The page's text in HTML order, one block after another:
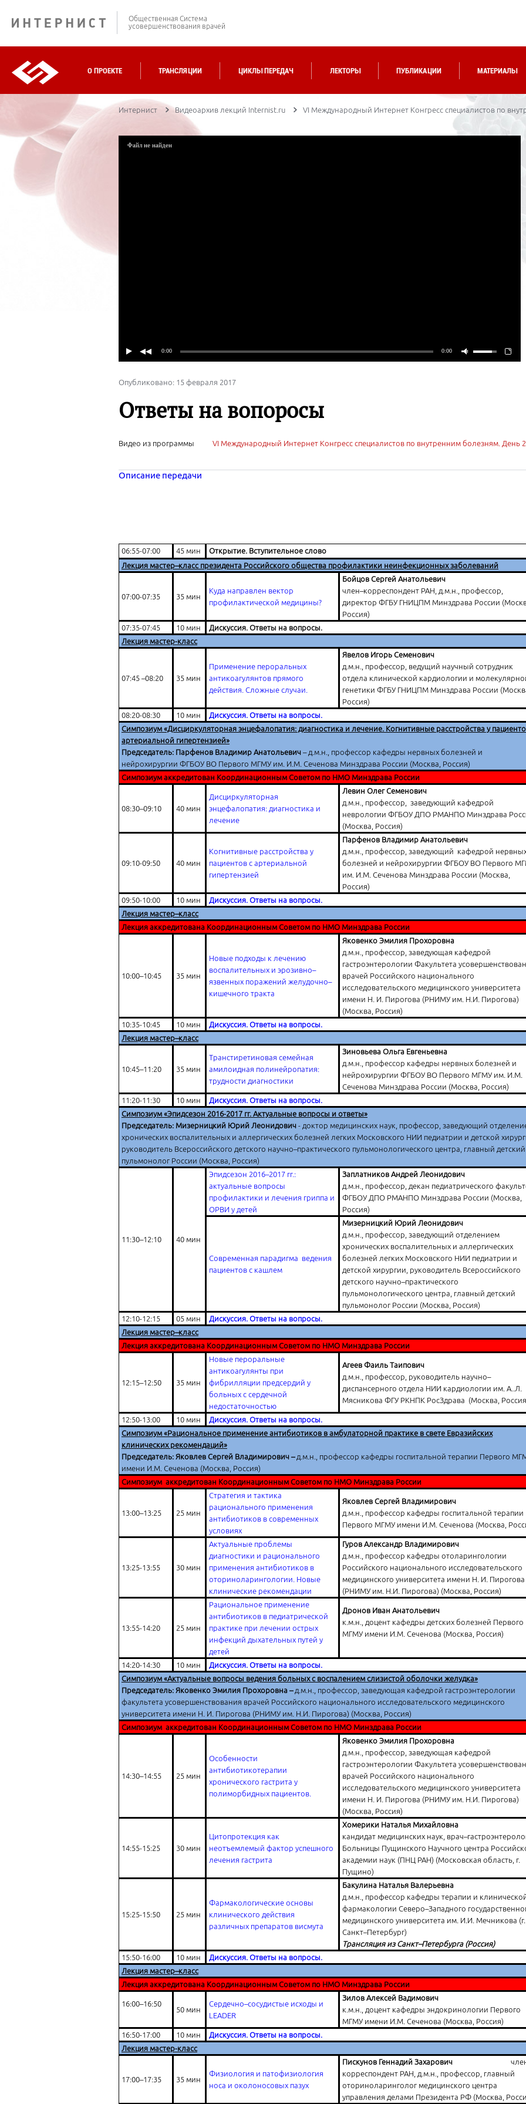
Общественная Система
усовершенствования врачей
О ПРОЕКТЕ ТРАНСЛЯЦИИ ЦИКЛЫ ПЕРЕДАЧ ЛЕКТОРЫ ПУБЛИКАЦИИ МАТЕРИАЛЫ
Интернист Видеоархив лекций Internist.ru VI Международный Интернет Конгресс специалистов по
Опубликовано: 15 февраля 2017
Ответы на вопоросы
Видео из программы VI Международный Интернет Конгресс специалистов по внутренним болезням. День 2
Описание передачи
06:55-07:00 45 мин
Открытие. Вступительное слово
Лекция мастер–класс президента Российского общества профилактики неинфекционных заболеваний
07:00-07:35 35 мин
Куда направлен вектор
профилактической медицины?
Бойцов Сергей Анатольевич
член–корреспондент РАН, д.м.н., профессор,
директор ФГБУ ГНИЦПМ Минздрава России
Россия)
07:35-07:45
10 мин
Дискуссия. Ответы на вопросы.
Лекция мастер-класс
07:45 –08:20 35 мин
Применение пероральных
антикоагулянтов прямого
действия. Сложные случаи.
Явелов Игорь Семенович
д.м.н., профессор, ведущий научный сотрудник
отдела клинической кардиологии и
генетики ФГБУ ГНИЦПМ Минздрава России
Россия)
08:20-08:30
10 мин
Дискуссия. Ответы на вопросы.
Симпозиум «Дисциркуляторная энцефалопатия: диагностика и лечение. Когнитивные расстройства у
артериальной гипертензией»
Председатель: Парфенов Владимир Анатольевич – д.м.н., профессор кафедры нервных болезней и
нейрохирургии ФГБОУ ВО Первого МГМУ им. И.М. Сеченова Минздрава России (Москва, Россия)
Симпозиум аккредитован Координационным Советом по НМО Минздрава России
08:30–09:10 40 мин
Дисциркуляторная
энцефалопатия: диагностика и
лечение
Левин Олег Семенович
д.м.н., профессор, заведующий кафедрой
неврологии ФГБОУ ДПО РМАНПО Минздрава
(Москва, Россия)
09:10-09:50 40 мин
Когнитивные расстройства у
пациентов с артериальной
гипертензией
Парфенов Владимир Анатольевич
д.м.н., профессор, заведующий кафедрой
болезней и нейрохирургии ФГБОУ ВО Первого
им. И.М. Сеченова Минздрава России (Москва,
Россия)
09:50-10:00
10 мин
Дискуссия. Ответы на вопросы.
Лекция мастер–класс
Лекция аккредитована Координационным Советом по НМО Минздрава России
10:00–10:45 35 мин
Новые подходы к лечению
воспалительных и эрозивно–
язвенных поражений желудочно–
кишечного тракта
Яковенко Эмилия Прохоровна
д.м.н., профессор, заведующая кафедрой
гастроэнтерологии Факультета
врачей Российского национального
исследовательского медицинского университета
имени Н. И. Пирогова (РНИМУ им. Н.И. Пирогова)
(Москва, Россия)
10:35-10:45
10 мин
Дискуссия. Ответы на вопросы.
Лекция мастер–класс
10:45–11:20 35 мин
Транстиретиновая семейная
амилоидная полинейропатия:
трудности диагностики
Зиновьева Ольга Евгеньевна
д.м.н., профессор кафедры нервных болезней и
нейрохирургии ФГБОУ ВО Первого МГМУ им. И.М.
Сеченова Минздрава России (Москва, Россия)
11:20-11:30
10 мин
Дискуссия. Ответы на вопросы.
Симпозиум «Эпидсезон 2016-2017 гг. Актуальные вопросы и ответы»
Председатель: Мизерницкий Юрий Леонидович - доктор медицинских наук, профессор, заведующий
хронических воспалительных и аллергических болезней легких Московского НИИ педиатрии и детской
руководитель Всероссийского детского научно–практического пульмонологического центра, главный детский
пульмонолог России (Москва, Россия)
11:30–12:10 40 мин
Эпидсезон 2016–2017 гг.:
актуальные вопросы
профилактики и лечения гриппа и
ОРВИ у детей
Заплатников Андрей Леонидович
д.м.н., профессор, декан педиатрического
ФГБОУ ДПО РМАНПО Минздрава России (Москва,
Россия)
Современная парадигма ведения
пациентов с кашлем
Мизерницкий Юрий Леонидович
д.м.н., профессор, заведующий отделением
хронических воспалительных и аллергических
болезней легких Московского НИИ педиатрии и
детской хирургии, руководитель Всероссийского
детского научно–практического
пульмонологического центра, главный детский
пульмонолог России (Москва, Россия)
12:10-12:15
05 мин
Дискуссия. Ответы на вопросы.
Лекция мастер–класс
Лекция аккредитована Координационным Советом по НМО Минздрава России
12:15–12:50 35 мин
Новые пероральные
антикоагулянты при
фибрилляции предсердий у
больных с сердечной
недостаточностью
Агеев Фаиль Таипович
д.м.н., профессор, руководитель научно–
диспансерного отдела НИИ кардиологии им. А..Л.
Мясникова ФГУ РКНПК РосЗдрава (Москва,
12:50-13:00 10 мин
Дискуссия. Ответы на вопросы.
Симпозиум «Рациональное применение антибиотиков в амбулаторной практике в свете Евразийских
клинических рекомендаций»
Председатель: Яковлев Сергей Владимирович – д.м.н., профессор кафедры госпитальной терапии Первого
имени И.М. Сеченова (Москва, Россия)
Симпозиум аккредитован Координационным Советом по НМО Минздрава России
13:00–13:25 25 мин
Стратегия и тактика
рационального применения
антибиотиков в современных
условиях
Яковлев Сергей Владимирович
д.м.н., профессор кафедры госпитальной терапии
Первого МГМУ имени И.М. Сеченова (Москва,
13:25-13:55 30 мин
Актуальные проблемы
диагностики и рационального
применения антибиотиков в
оториноларингологии. Новые
клинические рекомендации
Гуров Александр Владимирович
д.м.н., профессор кафедры отоларингологии
Российского национального исследовательского
медицинского университета имени Н. И. Пирогова
(РНИМУ им. Н.И. Пирогова) (Москва, Россия)
13:55-14:20 25 мин
Рациональное применение
антибиотиков в педиатрической
практике при лечении острых
инфекций дыхательных путей у
детей
Дронов Иван Анатольевич
к.м.н., доцент кафедры детских болезней Первого
МГМУ имени И.М. Сеченова (Москва, Россия)
14:20-14:30 10 мин
Дискуссия. Ответы на вопросы.
Симпозиум «Актуальные вопросы ведения больных с воспалением слизистой оболочки желудка»
Председатель: Яковенко Эмилия Прохоровна – д.м.н., профессор, заведующая кафедрой гастроэнтерологии
факультета усовершенствования врачей Российского национального исследовательского медицинского
университета имени Н. И. Пирогова (РНИМУ им. Н.И. Пирогова) (Москва, Россия)
Симпозиум аккредитован Координационным Советом по НМО Минздрава России
14:30–14:55 25 мин
Особенности
антибиотикотерапии
хронического гастрита у
полиморбидных пациентов.
Яковенко Эмилия Прохоровна
д.м.н., профессор, заведующая кафедрой
гастроэнтерологии Факультета
врачей Российского национального
исследовательского медицинского университета
имени Н. И. Пирогова (РНИМУ им. Н.И. Пирогова)
(Москва, Россия)
14:55-15:25 30 мин
Цитопротекция как
неотъемлемый фактор успешного
лечения гастрита
Хомерики Наталья Михайловна
кандидат медицинских наук,
Больницы Пущинского Научного центра
академии наук (ПНЦ РАН) (Московская область, г.
Пущино)
15:25-15:50 25 мин
Фармакологические основы
клинического действия
различных препаратов висмута
Бакулина Наталья Валерьевна
д.м.н., профессор кафедры терапии и
фармакологии Северо–Западного
медицинского университета им. И.И. Мечникова (г.
Санкт–Петербург)
Трансляция из Санкт–Петербурга (Россия)
15:50-16:00
10 мин
Дискуссия. Ответы на вопросы.
Лекция мастер–класс
Лекция аккредитована Координационным Советом по НМО Минздрава России
16:00–16:50
50 мин
Сердечно–сосудистые исходы и
LEADER
Зилов Алексей Вадимович
к.м.н., доцент кафедры эндокринологии Первого
МГМУ имени И.М. Сеченова (Москва, Россия)
16:50-17:00
10 мин
Дискуссия. Ответы на вопросы.
Лекция мастер-класс
17:00–17:35 35 мин
Физиология и патофизиология
носа и околоносовых пазух
Пискунов Геннадий Захарович
корреспондент РАН, д.м.н., профессор, главный
оториноларинголог медицинского центра
управления делами Президента РФ (Москва,